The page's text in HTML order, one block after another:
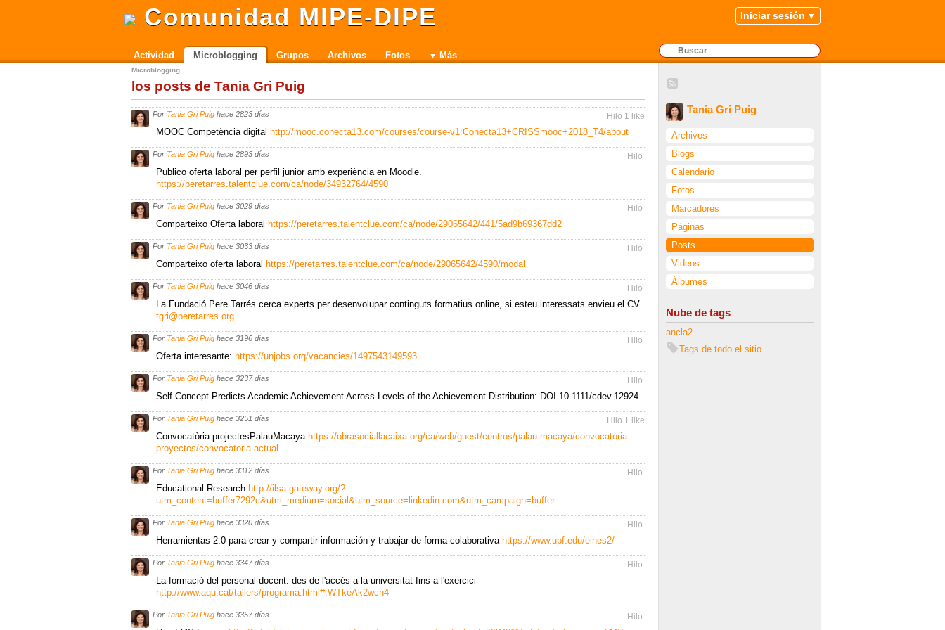
Comunidad MIPE-DIPE Iniciar sesión
Actividad Microblogging Grupos Archivos Fotos Más
Tania Gri Puig
Archivos
Blogs
Calendario
Fotos
Marcadores
Páginas
Posts
Videos
Álbumes
Nube de tags
ancla2
Tags de todo el sitio
Microblogging
los posts de Tania Gri Puig
Hilo 1 like
Por Tania Gri Puig hace 2823 días
MOOC Competència digital http://mooc.conecta13.com/courses/course-v1:Conecta13+CRISSmooc+2018_T4/about
Hilo
Por Tania Gri Puig hace 2893 días
Publico oferta laboral per perfil junior amb experiència en Moodle.
https://peretarres.talentclue.com/ca/node/34932764/4590
Hilo
Por Tania Gri Puig hace 3029 días
Comparteixo Oferta laboral https://peretarres.talentclue.com/ca/node/29065642/441/5ad9b69367dd2
Hilo
Por Tania Gri Puig hace 3033 días
Comparteixo oferta laboral https://peretarres.talentclue.com/ca/node/29065642/4590/modal
Hilo
Por Tania Gri Puig hace 3046 días
La Fundació Pere Tarrés cerca experts per desenvolupar continguts formatius online, si esteu interessats envieu el CV
tgri@peretarres.org
Hilo
Por Tania Gri Puig hace 3196 días
Oferta interesante: https://unjobs.org/vacancies/1497543149593
Hilo
Por Tania Gri Puig hace 3237 días
Self-Concept Predicts Academic Achievement Across Levels of the Achievement Distribution: DOI 10.1111/cdev.12924
Hilo 1 like
Por Tania Gri Puig hace 3251 días
Convocatòria projectesPalauMacaya https://obrasociallacaixa.org/ca/web/guest/centros/palau-macaya/convocatoria-
proyectos/convocatoria-actual
Hilo
Por Tania Gri Puig hace 3312 días
Educational Research http://ilsa-gateway.org/?
utm_content=buffer7292c&utm_medium=social&utm_source=linkedin.com&utm_campaign=buffer
Hilo
Por Tania Gri Puig hace 3320 días
Herramientas 2.0 para crear y compartir información y trabajar de forma colaborativa https://www.upf.edu/eines2/
Hilo
Por Tania Gri Puig hace 3347 días
La formació del personal docent: des de l'accés a la universitat fins a l'exercici
http://www.aqu.cat/tallers/programa.html#.WTkeAk2wch4
Hilo
Por Tania Gri Puig hace 3357 días